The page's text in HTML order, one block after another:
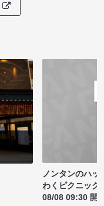
ノンタンのハッ
わくピクニック
08/08 09:30 開